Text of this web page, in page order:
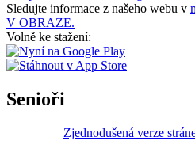
Sledujte informace z našeho webu v
V OBRAZE.
Volně ke stažení:
Senioři
Zjednodušená verze